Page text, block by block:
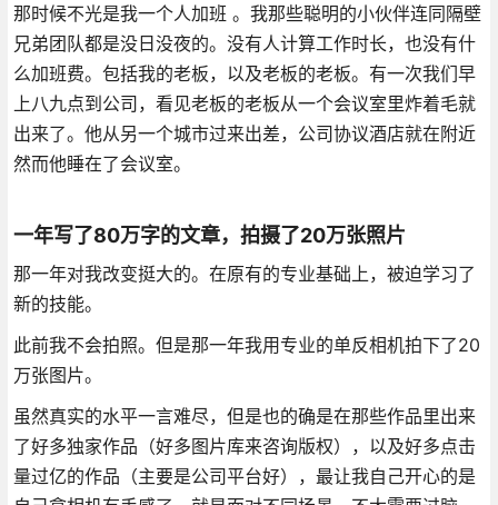
那时候不光是我一个人加班 。我那些聪明的小伙伴连同隔壁
兄弟团队都是没日没夜的。没有人计算工作时长，也没有什
么加班费。包括我的老板，以及老板的老板。有一次我们早
上八九点到公司，看见老板的老板从一个会议室里炸着毛就
出来了。他从另一个城市过来出差，公司协议酒店就在附近
然而他睡在了会议室。
一年写了80万字的文章，拍摄了20万张照片
那一年对我改变挺大的。在原有的专业基础上，被迫学习了
新的技能。
此前我不会拍照。但是那一年我用专业的单反相机拍下了20
万张图片。
虽然真实的水平一言难尽，但是也的确是在那些作品里出来
了好多独家作品（好多图片库来咨询版权），以及好多点击
量过亿的作品（主要是公司平台好），最让我自己开心的是